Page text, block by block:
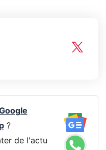
?
de l'actu